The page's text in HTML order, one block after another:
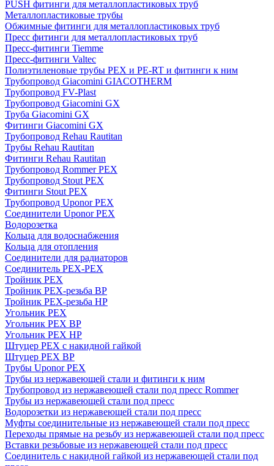
PUSH фитинги для металлопластиковых труб
Металлопластиковые трубы
Обжимные фитинги для металлопластиковых труб
Пресс фитинги для металлопластиковых труб
Пресс-фитинги Tiemme
Пресс-фитинги Valtec
Полиэтиленовые трубы PEX и PE-RT и фитинги к ним
Трубопровод Giacomini GIACOTHERM
Трубопровод FV-Plast
Трубопровод Giacomini GX
Труба Giacomini GX
Фитинги Giacomini GX
Трубопровод Rehau Rautitan
Трубы Rehau Rautitan
Фитинги Rehau Rautitan
Трубопровод Rommer PEX
Трубопровод Stout PEX
Фитинги Stout PEX
Трубопровод Uponor PEX
Соединители Uponor PEX
Водорозетка
Кольца для водоснабжения
Кольца для отопления
Соединители для радиаторов
Соединитель PEX-PEX
Тройник PEX
Тройник PEX-резьба ВР
Тройник PEX-резьба НР
Угольник PEX
Угольник PEX ВР
Угольник PEX НР
Штуцер PEX c накидной гайкой
Штуцер PEX ВР
Трубы Uponor PEX
Трубы из нержавеющей стали и фитинги к ним
Трубопровод из нержавеющей стали под пресс Rommer
Трубы из нержавеющей стали под пресс
Водорозетки из нержавеющей стали под пресс
Муфты соединительные из нержавеющей стали под пресс
Переходы прямые на резьбу из нержавеющей стали под пресс
Вставки резьбовые из нержавеющей стали под пресс
Соединитель с накидной гайкой из нержавеющей стали под